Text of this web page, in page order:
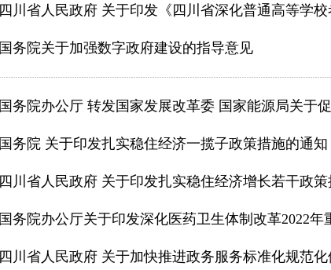
四川省人民政府 关于印发《四川省深化普通高等学
国务院关于加强数字政府建设的指导意见
国务院办公厅 转发国家发展改革委 国家能源局关于
国务院 关于印发扎实稳住经济一揽子政策措施的通知
四川省人民政府 关于印发扎实稳住经济增长若干政
国务院办公厅关于印发深化医药卫生体制改革2022年
四川省人民政府 关于加快推进政务服务标准化规范